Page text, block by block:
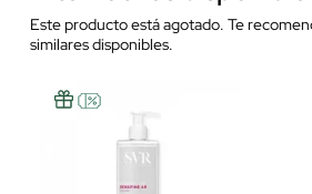
Este producto está agotado. Te
similares disponibles.